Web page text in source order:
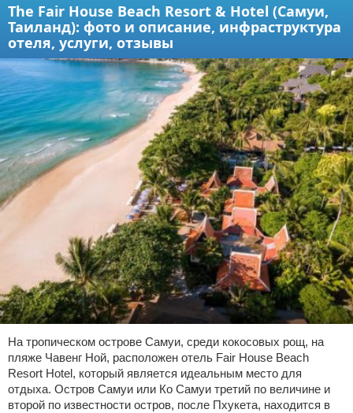
The Fair House Beach Resort & Hotel (Самуи,
Таиланд): фото и описание, инфраструктура
отеля, услуги, отзывы
На тропическом острове Самуи, среди кокосовых рощ, на
пляже Чавенг Ной, расположен отель Fair House Beach
Resort Hotel, который является идеальным место для
отдыха. Остров Самуи или Ко Самуи третий по величине и
второй по известности остров, после Пхукета, находится в